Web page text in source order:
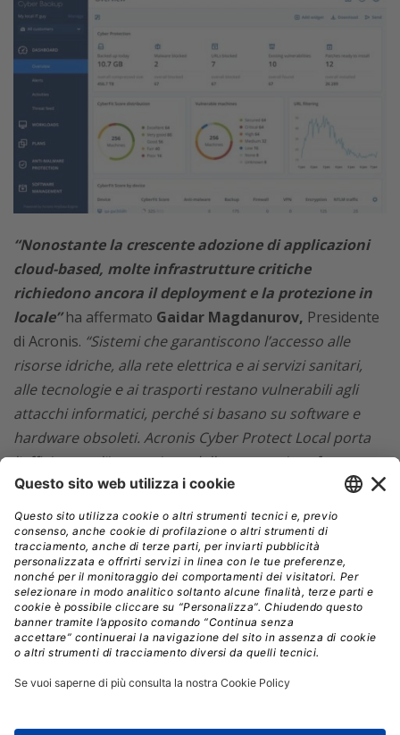
“Nonostante la crescente adozione di applicazioni
cloud-based, molte infrastrutture critiche
richiedono ancora il deployment e la protezione in
locale” ha affermato Gaidar Magdanurov, Presidente
di Acronis. “Sistemi che garantiscono l’accesso alle
risorse idriche, alla rete elettrica e ai servizi sanitari,
alle tecnologie e ai trasporti restano vulnerabili agli
attacchi informatici, perché si basano su software e
hardware obsoleti. Acronis Cyber Protect Local porta
l’efficienza e l’innovazione della nostra piattaforma
cloud di Cyber Protection direttamente in locale,
dove
opera su un server di gestione dedicato all’interno
della rete del cliente, in conformità ai più rigorosi
requisiti di sicurezza e posizione dei dati”.
Caratteristiche principali della soluzione:
Resilienza digitale unificata:backup, ripristino,
console con un solo agente